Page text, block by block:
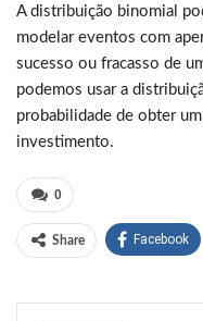
A distribuição binomial
modelar eventos com
sucesso ou fracasso de
podemos usar a
probabilidade de obter
investimento.
0
Share Facebook